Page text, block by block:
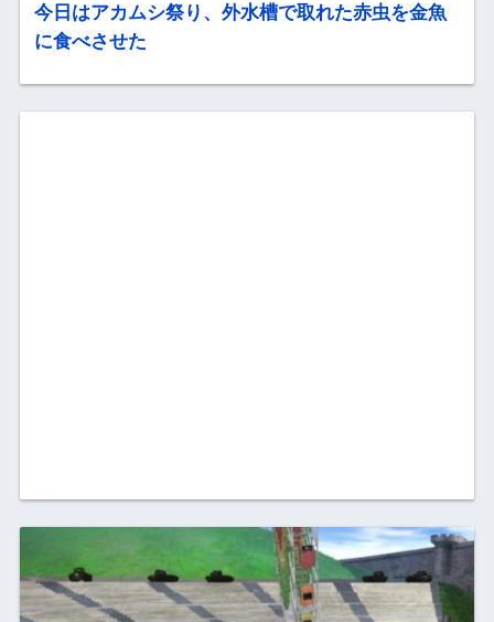
今日はアカムシ祭り、外水槽で取れた赤虫を金魚
に食べさせた